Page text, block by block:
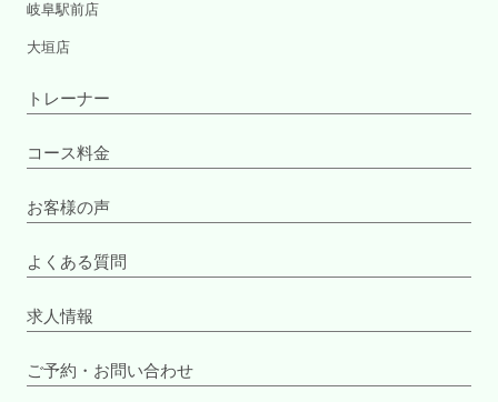
岐阜駅前店
大垣店
トレーナー
コース料金
お客様の声
よくある質問
求人情報
ご予約・お問い合わせ